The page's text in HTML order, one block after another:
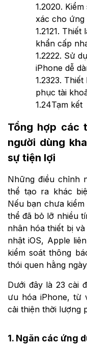
1.2020.
xác cho ứng
1.2121. Thiết
khẩn cấp
1.2222. Sử
iPhone dễ
1.2323. Thiết
phục tài
1.24Tạm kết
Tổng hợp các
người dùng
sự tiện lợi
Những điều chỉnh
thể tạo ra khác
Nếu bạn chưa
thể đã bỏ lỡ nhiều
nhân hóa thiết bị
nhật iOS, Apple
kiểm soát thông
thói quen hằng
Dưới đây là 23 cài
ưu hóa iPhone, từ
cải thiện thời lượng
1. Ngăn các ứng